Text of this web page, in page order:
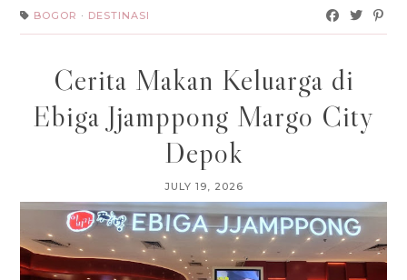
BOGOR · DESTINASI
Cerita Makan Keluarga di
Ebiga Jjamppong Margo City
Depok
JULY 19, 2026